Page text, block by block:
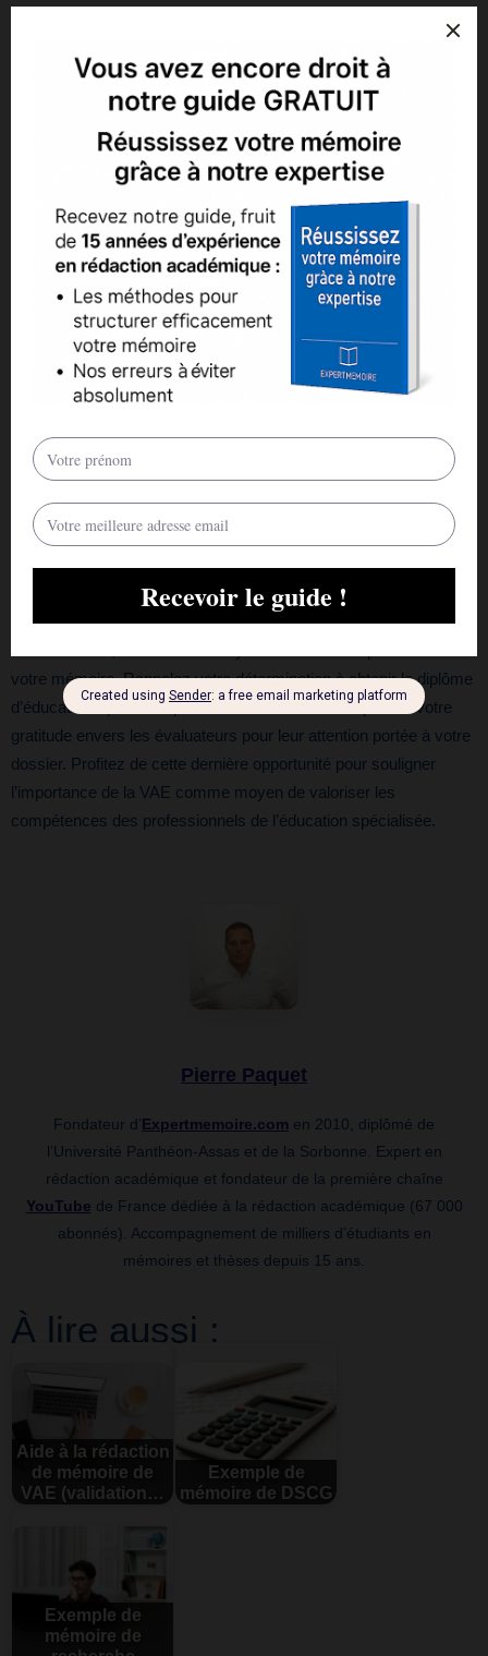
Partagez vos aspirations en tant qu’éducateur spécialisé dans
cette partie. Décrivez votre projet professionnel avec
enthousiasme et conviction. Précisez les domaines dans
l’accompagnement d’enfants en situation de handicap,
d’adolescents en difficulté, ou d’adultes en réinsertion sociale.
Montrez aux évaluateurs que votre motivation est ancrée dans
une vision à long terme de votre rôle d’éducateur spécialisé.
V. Pièces justificatives – Appuyez vos dires, donnez du poids
Les pièces justificatives sont essentielles pour étayer vos propos
dans le mémoire. Joignez les certificats de travail délivrés par
responsables hiérarchiques ou bénéficiaires de votre
accompagnement. Ces documents complémentaires renforcent
votre crédibilité et attestent de la qualité de votre travail en tant
qu’éducateur spécialisé.
VI. Conclusion – La cerise sur le gâteau !
votre mémoire. Rappelez votre détermination à obtenir le diplôme
d’éducateur spécialisé par le biais de la VAE et exprimez votre
gratitude envers les évaluateurs pour leur attention portée à votre
dossier. Profitez de cette dernière opportunité pour souligner
l’importance de la VAE comme moyen de valoriser les
compétences des professionnels de l’éducation spécialisée.
Pierre Paquet
Fondateur d’Expertmemoire.com en 2010, diplômé de
l’Université Panthéon-Assas et de la Sorbonne. Expert en
rédaction académique et fondateur de la première chaîne
YouTube de France dédiée à la rédaction académique (67 000
abonnés). Accompagnement de milliers d’étudiants en
mémoires et thèses depuis 15 ans.
À lire aussi :
Aide à la rédaction
de mémoire de
VAE (validation…
Exemple de
mémoire de DSCG
Exemple de
mémoire de